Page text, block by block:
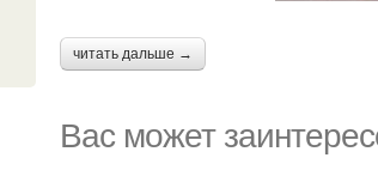
читать дальше →
Вас может